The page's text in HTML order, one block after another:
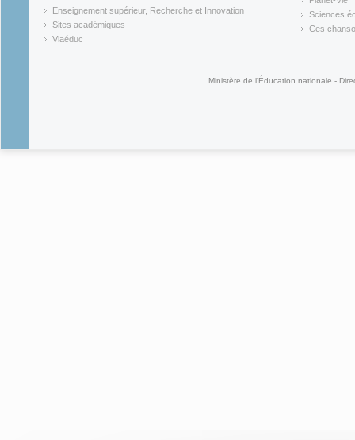
(link is external)
Enseignement supérieur, Recherche et Innovation
(link is external)
Sites académiques
(link is external)
Viaéduc
(link is
Sciences
(link is
Ces
Ministère de l'Éducation nationale -